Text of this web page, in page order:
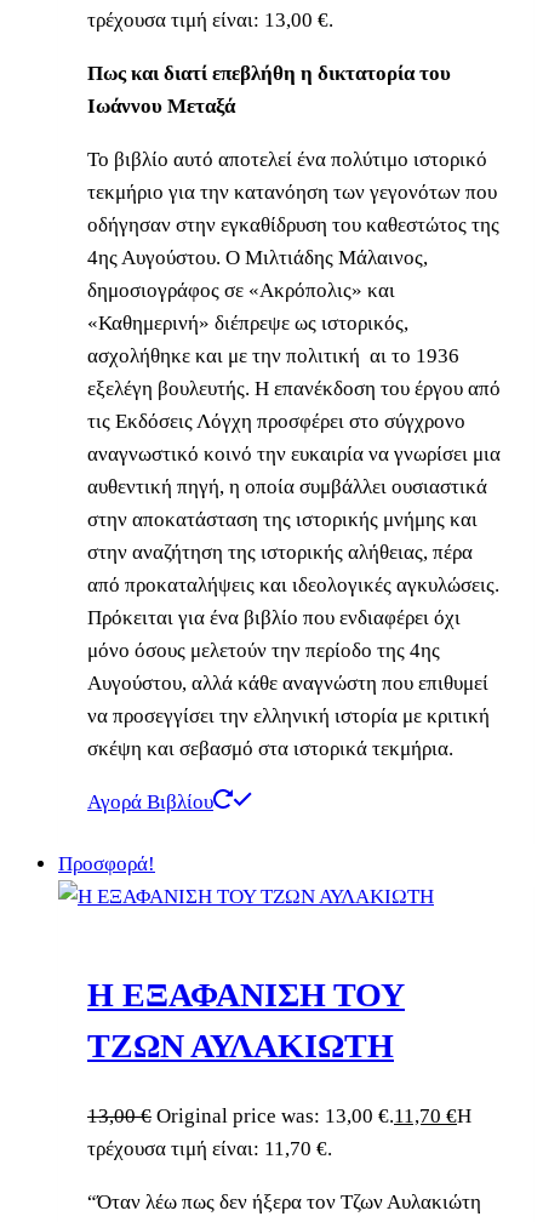
τρέχουσα τιμή είναι: 13,00 €.
Πως και διατί επεβλήθη η δικτατορία του
Ιωάννου Μεταξά
Το βιβλίο αυτό αποτελεί ένα πολύτιμο ιστορικό
τεκμήριο για την κατανόηση των γεγονότων που
οδήγησαν στην εγκαθίδρυση του καθεστώτος της
4ης Αυγούστου. Ο Μιλτιάδης Μάλαινος,
δημοσιογράφος σε «Ακρόπολις» και
«Καθημερινή» διέπρεψε ως ιστορικός,
ασχολήθηκε και με την πολιτική αι το 1936
εξελέγη βουλευτής. Η επανέκδοση του έργου από
τις Εκδόσεις Λόγχη προσφέρει στο σύγχρονο
αναγνωστικό κοινό την ευκαιρία να γνωρίσει μια
αυθεντική πηγή, η οποία συμβάλλει ουσιαστικά
στην αποκατάσταση της ιστορικής μνήμης και
στην αναζήτηση της ιστορικής αλήθειας, πέρα
από προκαταλήψεις και ιδεολογικές αγκυλώσεις.
Πρόκειται για ένα βιβλίο που ενδιαφέρει όχι
μόνο όσους μελετούν την περίοδο της 4ης
Αυγούστου, αλλά κάθε αναγνώστη που επιθυμεί
να προσεγγίσει την ελληνική ιστορία με κριτική
σκέψη και σεβασμό στα ιστορικά τεκμήρια.
Αγορά Βιβλίου
Προσφορά!
Η ΕΞΑΦΑΝΙΣΗ ΤΟΥ
ΤΖΩΝ ΑΥΛΑΚΙΩΤΗ
13,00€ Original price was: 13,00 €.11,70 €Η
τρέχουσα τιμή είναι: 11,70 €.
“Όταν λέω πως δεν ήξερα τον Τζων Αυλακιώτη